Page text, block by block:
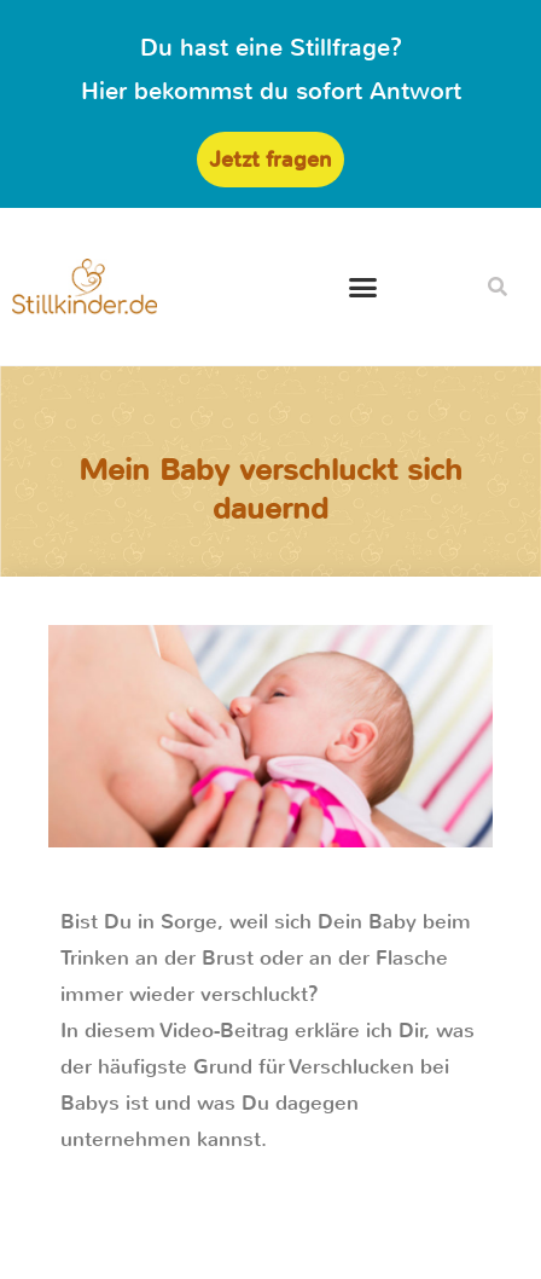
Du hast eine Stillfrage?
Hier bekommst du sofort Antwort
Jetzt fragen
Mein Baby verschluckt sich
dauernd
Bist Du in Sorge, weil sich Dein Baby beim
Trinken an der Brust oder an der Flasche
immer wieder verschluckt?
In diesem Video-Beitrag erkläre ich Dir, was
der häufigste Grund für Verschlucken bei
Babys ist und was Du dagegen
unternehmen kannst.